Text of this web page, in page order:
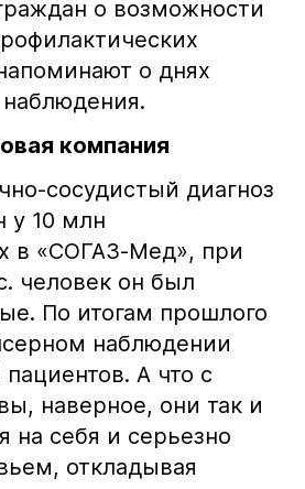
о возможности
о днях
компания
сосудистый диагноз
у 10 млн
в «СОГАЗ-Мед», при
человек он был
По итогам прошлого
наблюдении
пациентов. А что с
наверное, они так и
на себя и серьезно
откладывая